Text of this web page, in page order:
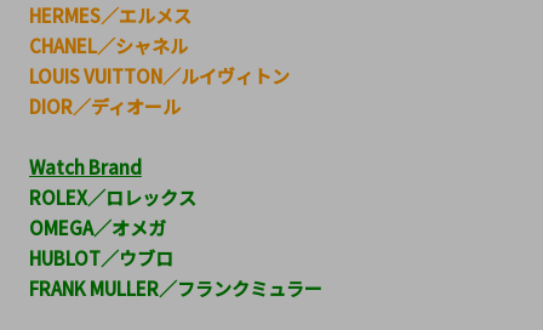
HERMES／エルメス
CHANEL／シャネル
LOUIS VUITTON／ルイヴィトン
DIOR／ディオール
Watch Brand
ROLEX／ロレックス
OMEGA／オメガ
HUBLOT／ウブロ
FRANK MULLER／フランクミュラー